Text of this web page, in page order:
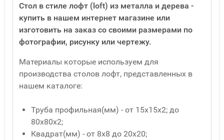
Стол в стиле лофт (loft) из металла и дерева -
купить в нашем интернет магазине или
изготовить на заказ со своими размерами по
фотографии, рисунку или чертежу.
Материалы которые используем для
производства столов лофт, представленных в
нашем каталоге:
Труба профильная(мм) - от 15x15x2; до
80x80x2;
Квадрат(мм) - от 8x8 до 20x20;